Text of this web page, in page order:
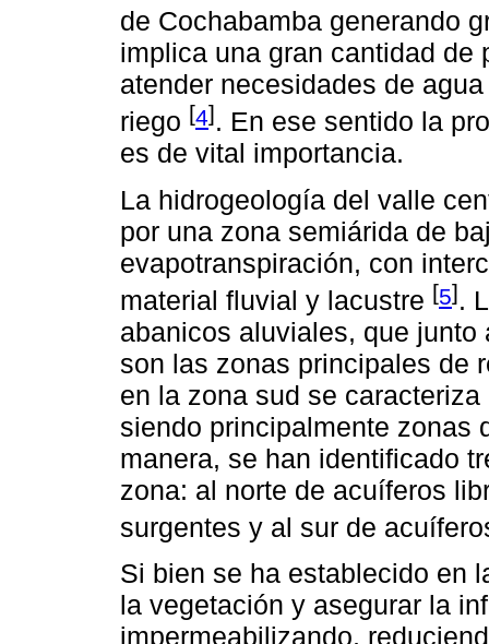
de Cochabamba generando
implica una gran cantidad de
atender necesidades de
riego [4]. En ese sentido la
es de vital importancia.
La hidrogeología del valle
por una zona semiárida de
evapotranspiración, con
material fluvial y lacustre [5].
abanicos aluviales, que
son las zonas principales de
en la zona sud se
siendo principalmente zonas
manera, se han identificado
zona: al norte de acuíferos
surgentes y al sur de
Si bien se ha establecido en
la vegetación y asegurar la
impermeabilizando,